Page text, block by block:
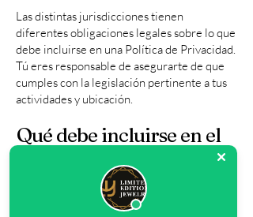
Las distintas jurisdicciones tienen
diferentes obligaciones legales sobre lo que
debe incluirse en una Política de Privacidad.
Tú eres responsable de asegurarte de que
cumples con la legislación pertinente a tus
actividades y ubicación.
Qué debe incluirse en el
documento de Política de
Privacidad
En términos generales, una Política de